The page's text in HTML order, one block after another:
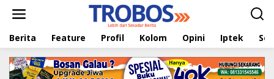
t
Berita Feature Profil Kolom Opini Iptek